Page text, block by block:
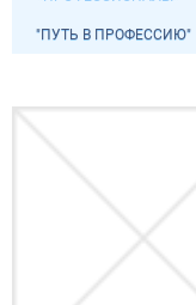
"ПУТЬ В ПРОФЕССИЮ"